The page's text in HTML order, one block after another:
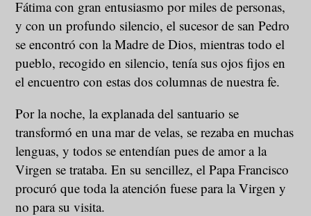
Fátima con gran entusiasmo por miles de personas,
y con un profundo silencio, el sucesor de san Pedro
se encontró con la Madre de Dios, mientras todo el
pueblo, recogido en silencio, tenía sus ojos fijos en
el encuentro con estas dos columnas de nuestra fe.
Por la noche, la explanada del santuario se
transformó en una mar de velas, se rezaba en muchas
lenguas, y todos se entendían pues de amor a la
Virgen se trataba. En su sencillez, el Papa Francisco
procuró que toda la atención fuese para la Virgen y
no para su visita.